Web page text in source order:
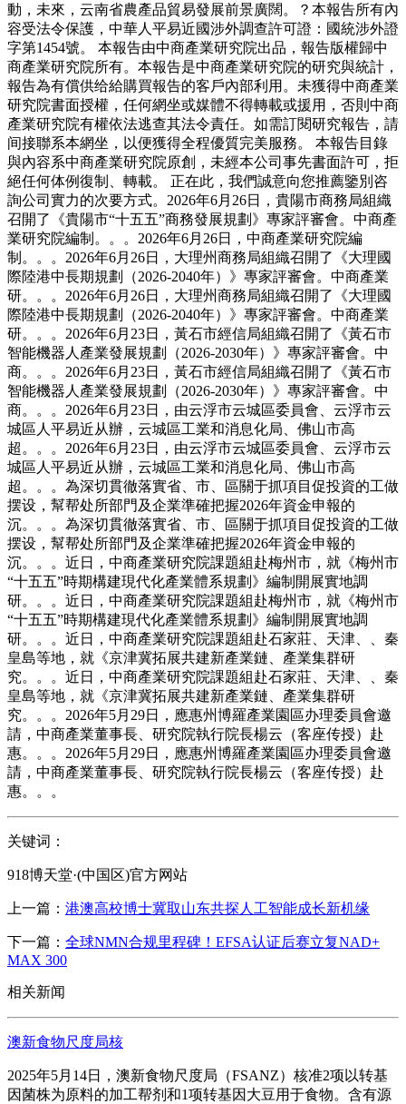
動，未來，云南省農產品貿易發展前景廣闊。？本報告所有內
容受法令保護，中華人平易近國涉外調查許可證：國統涉外證
字第1454號。 本報告由中商產業研究院出品，報告版權歸中
商產業研究院所有。本報告是中商產業研究院的研究與統計，
報告為有償供给給購買報告的客戶內部利用。未獲得中商產業
研究院書面授權，任何網坐或媒體不得轉載或援用，否則中商
產業研究院有權依法逃查其法令責任。如需訂閱研究報告，請
间接聯系本網坐，以便獲得全程優質完美服務。 本報告目錄
與內容系中商產業研究院原創，未經本公司事先書面許可，拒
絕任何体例復制、轉載。 正在此，我們誠意向您推薦鑒別咨
詢公司實力的次要方式。2026年6月26日，貴陽市商務局組織
召開了《貴陽市“十五五”商務發展規劃》專家評審會。中商產
業研究院編制。。。2026年6月26日，中商產業研究院編
制。。。2026年6月26日，大理州商務局組織召開了《大理國
際陸港中長期規劃（2026-2040年）》專家評審會。中商產業
研。。。2026年6月26日，大理州商務局組織召開了《大理國
際陸港中長期規劃（2026-2040年）》專家評審會。中商產業
研。。。2026年6月23日，黃石市經信局組織召開了《黃石市
智能機器人產業發展規劃（2026-2030年）》專家評審會。中
商。。。2026年6月23日，黃石市經信局組織召開了《黃石市
智能機器人產業發展規劃（2026-2030年）》專家評審會。中
商。。。2026年6月23日，由云浮市云城區委員會、云浮市云
城區人平易近从辦，云城區工業和消息化局、佛山市高
超。。。2026年6月23日，由云浮市云城區委員會、云浮市云
城區人平易近从辦，云城區工業和消息化局、佛山市高
超。。。為深切貫徹落實省、市、區關于抓項目促投資的工做
摆设，幫帮处所部門及企業準確把握2026年資金申報的
沉。。。為深切貫徹落實省、市、區關于抓項目促投資的工做
摆设，幫帮处所部門及企業準確把握2026年資金申報的
沉。。。近日，中商產業研究院課題組赴梅州市，就《梅州市
“十五五”時期構建現代化產業體系規劃》編制開展實地調
研。。。近日，中商產業研究院課題組赴梅州市，就《梅州市
“十五五”時期構建現代化產業體系規劃》編制開展實地調
研。。。近日，中商產業研究院課題組赴石家莊、天津、、秦
皇島等地，就《京津冀拓展共建新產業鏈、產業集群研
究。。。近日，中商產業研究院課題組赴石家莊、天津、、秦
皇島等地，就《京津冀拓展共建新產業鏈、產業集群研
究。。。2026年5月29日，應惠州博羅產業園區办理委員會邀
請，中商產業董事長、研究院執行院長楊云（客座传授）赴
惠。。。2026年5月29日，應惠州博羅產業園區办理委員會邀
請，中商產業董事長、研究院執行院長楊云（客座传授）赴
惠。。。
关键词：
918博天堂·(中国区)官方网站
上一篇： 港澳高校博士冀取山东共探人工智能成长新机缘
下一篇： 全球NMN合规里程碑！EFSA认证后赛立复NAD+
MAX 300
相关新闻
澳新食物尺度局核
2025年5月14日，澳新食物尺度局（FSANZ）核准2项以转基
因菌株为原料的加工帮剂和1项转基因大豆用于食物。含有源